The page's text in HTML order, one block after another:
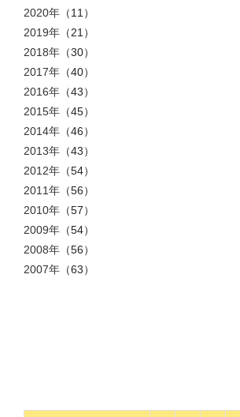
2020年 （11）
2019年 （21）
2018年 （30）
2017年 （40）
2016年 （43）
2015年 （45）
2014年 （46）
2013年 （43）
2012年 （54）
2011年 （56）
2010年 （57）
2009年 （54）
2008年 （56）
2007年 （63）